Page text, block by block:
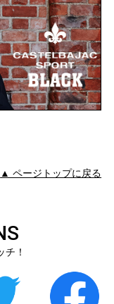
▲ ページトップに戻る
チ！